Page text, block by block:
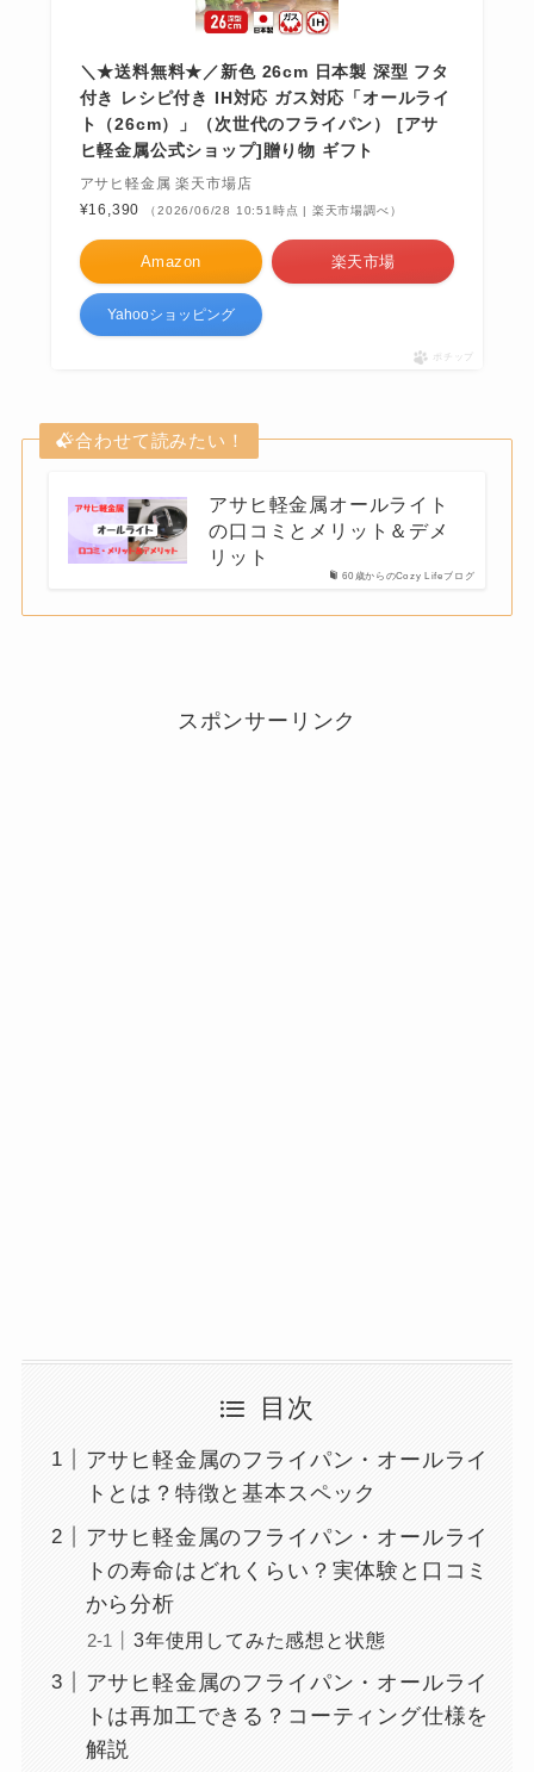
＼★送料無料★／新色 26cm 日本製 深型 フタ
付き レシピ付き IH対応 ガス対応「オールライ
ト（26cm）」（次世代のフライパン） [アサ
ヒ軽金属公式ショップ]贈り物 ギフト
アサヒ軽金属 楽天市場店
¥16,390
（2026/06/28 10:51時点 | 楽天市場調べ）
Amazon 楽天市場
Yahooショッピング
ポチップ
合わせて読みたい！
60歳からのCozy Lifeブログ
アサヒ軽金属オールライト
の口コミとメリット＆デメ
リット
スポンサーリンク
目次
アサヒ軽金属のフライパン・オールライ
トとは？特徴と基本スペック
アサヒ軽金属のフライパン・オールライ
トの寿命はどれくらい？実体験と口コミ
から分析
3年使用してみた感想と状態
アサヒ軽金属のフライパン・オールライ
トは再加工できる？コーティング仕様を
解説